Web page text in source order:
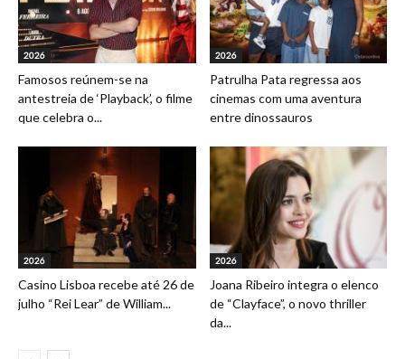
2026
Famosos reúnem-se na
antestreia de ‘Playback’, o filme
que celebra o...
2026
Patrulha Pata regressa aos
cinemas com uma aventura
entre dinossauros
2026
Casino Lisboa recebe até 26 de
julho “Rei Lear” de William...
2026
Joana Ribeiro integra o elenco
de “Clayface”, o novo thriller
da...